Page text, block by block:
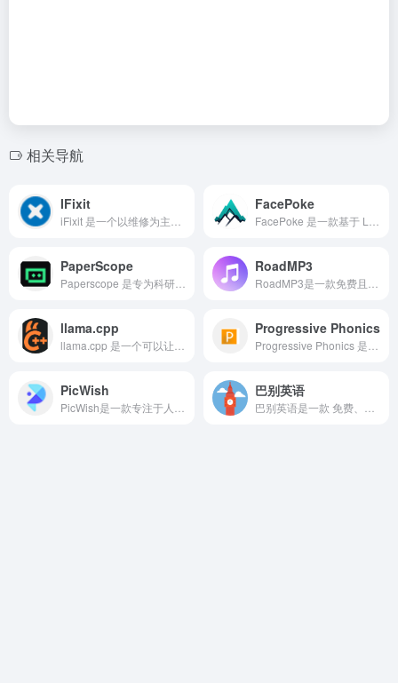
相关导航
IFixit FacePoke
PaperScope RoadMP3
llama.cpp Progressive Phonics
PicWish 巴别英语